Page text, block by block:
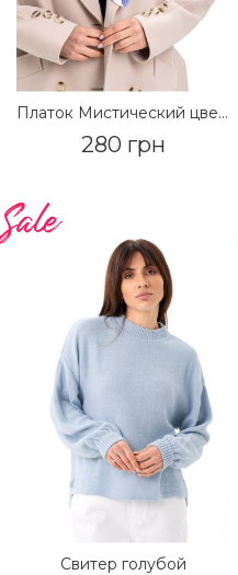
Платок Мистический цветок сине-бежевый
280 грн
Свитер голубой